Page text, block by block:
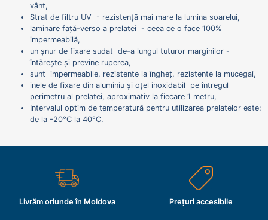
vânt,
Strat de filtru UV - rezistență mai mare la lumina soarelui,
laminare față-verso a prelatei - ceea ce o face 100%
impermeabilă,
un șnur de fixare sudat de-a lungul tuturor marginilor -
întărește și previne ruperea,
sunt impermeabile, rezistente la îngheț, rezistente la mucegai,
inele de fixare din aluminiu și oțel inoxidabil pe întregul
perimetru al prelatei, aproximativ la fiecare 1 metru,
Intervalul optim de temperatură pentru utilizarea prelatelor este:
de la -20°C la 40°C.
Livrăm oriunde în Moldova Prețuri accesibile